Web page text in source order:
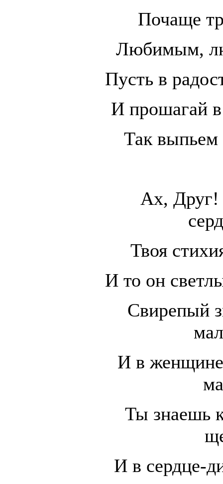
Почаще
Любимым,
Пусть в
И прошагай
Так выпьем
Ах,
Твоя
И то он
Свирепый
И в женщине
Ты знаешь
И в сердце-